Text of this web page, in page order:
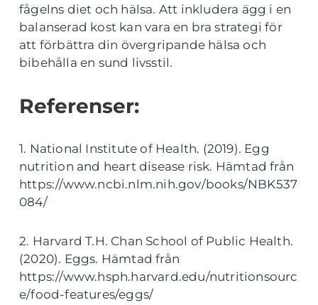
fågelns diet och hälsa. Att inkludera ägg i en
balanserad kost kan vara en bra strategi för
att förbättra din övergripande hälsa och
bibehålla en sund livsstil.
Referenser:
1. National Institute of Health. (2019). Egg
nutrition and heart disease risk. Hämtad från
https://www.ncbi.nlm.nih.gov/books/NBK537
084/
2. Harvard T.H. Chan School of Public Health.
(2020). Eggs. Hämtad från
https://www.hsph.harvard.edu/nutritionsourc
e/food-features/eggs/